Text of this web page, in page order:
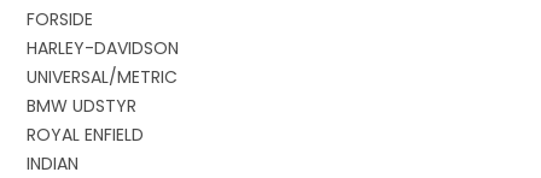
FORSIDE
HARLEY-DAVIDSON
UNIVERSAL/METRIC
BMW UDSTYR
ROYAL ENFIELD
INDIAN